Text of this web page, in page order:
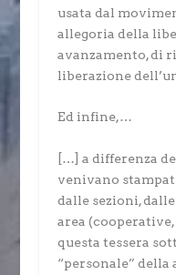
usata dal
allegoria della
avanzamento, di
liberazione
Ed infine,…
[…] a differenza
venivano
dalle sezioni,
area
questa tessera
“personale” della